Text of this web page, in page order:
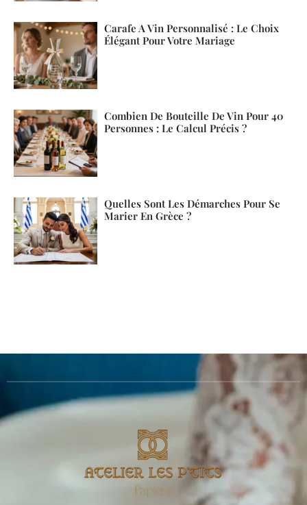
Carafe A Vin Personnalisé : Le Choix
Élégant Pour Votre Mariage
Combien De Bouteille De Vin Pour 40
Personnes : Le Calcul Précis ?
Quelles Sont Les Démarches Pour Se
Marier En Grèce ?